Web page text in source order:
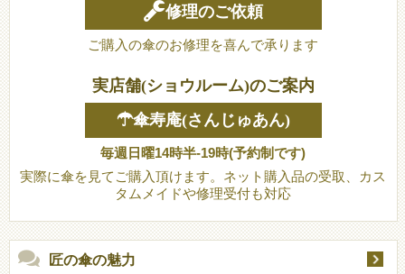
修理のご依頼
ご購入の傘のお修理を喜んで承ります
実店舗(ショウルーム)のご案内
☂傘寿庵(さんじゅあん)
毎週日曜14時半-19時(予約制です)
実際に傘を見てご購入頂けます。ネット購入品の受取、カス
タムメイドや修理受付も対応
匠の傘の魅力